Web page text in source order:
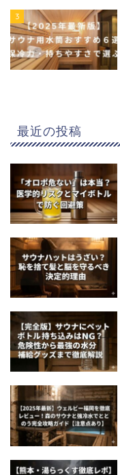
3
最近の投稿